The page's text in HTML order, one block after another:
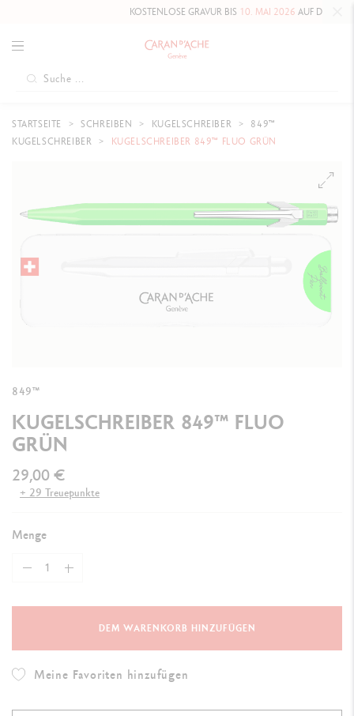
KOSTENLOSE GRAVUR BIS10. MAI 2026AUF DIE HAUTE
STARTSEITE SCHREIBEN KUGELSCHREIBER
849™
KUGELSCHREIBER
KUGELSCHREIBER 849™ FLUO GRÜN
849™
KUGELSCHREIBER 849™ FLUO
GRÜN
29,00 €
+ 29 Treuepunkte
Menge
DEM WARENKORB HINZUFÜGEN
Meine Favoriten hinzufügen